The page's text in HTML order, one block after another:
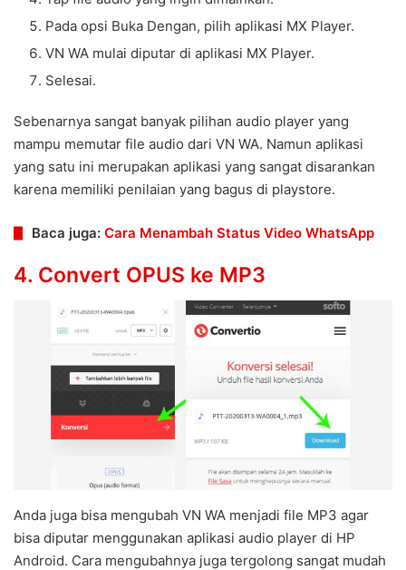
Pada opsi Buka Dengan, pilih aplikasi MX Player.
VN WA mulai diputar di aplikasi MX Player.
Selesai.
Sebenarnya sangat banyak pilihan audio player yang
mampu memutar file audio dari VN WA. Namun aplikasi
yang satu ini merupakan aplikasi yang sangat disarankan
karena memiliki penilaian yang bagus di playstore.
Baca juga: Cara Menambah Status Video WhatsApp
4. Convert OPUS ke MP3
Anda juga bisa mengubah VN WA menjadi file MP3 agar
bisa diputar menggunakan aplikasi audio player di HP
Android. Cara mengubahnya juga tergolong sangat mudah